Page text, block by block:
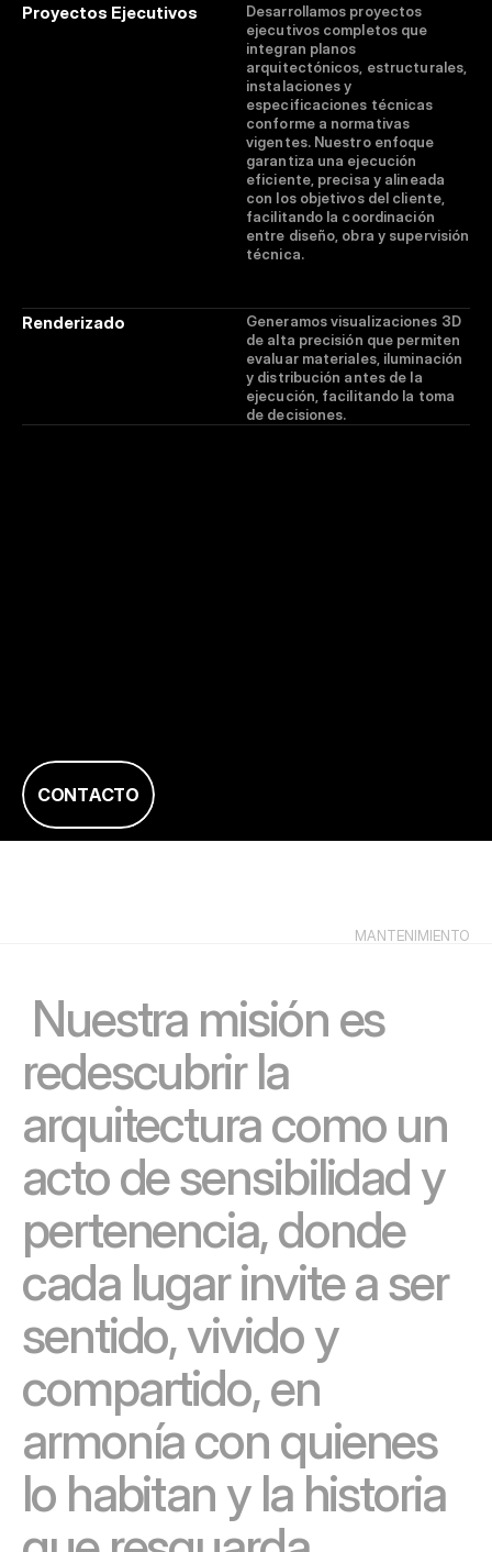
CONTACTO
Proyectos Ejecutivos
Desarrollamos proyectos
ejecutivos completos que
integran planos
arquitectónicos, estructurales,
instalaciones y
especificaciones técnicas
conforme a normativas
vigentes. Nuestro enfoque
garantiza una ejecución
eficiente, precisa y alineada
con los objetivos del cliente,
facilitando la coordinación
entre diseño, obra y supervisión
técnica.
Renderizado
Generamos visualizaciones 3D
de alta precisión que permiten
evaluar materiales, iluminación
y distribución antes de la
ejecución, facilitando la toma
de decisiones.
MANTENIMIENTO
Nuestra misión es
redescubrir la
arquitecturacomo un
actodesensibilidad y
pertenencia,donde
cada lugarinviteaser
sentido,vividoy
compartido,en
armoníacon quienes
lo habitan y la historia